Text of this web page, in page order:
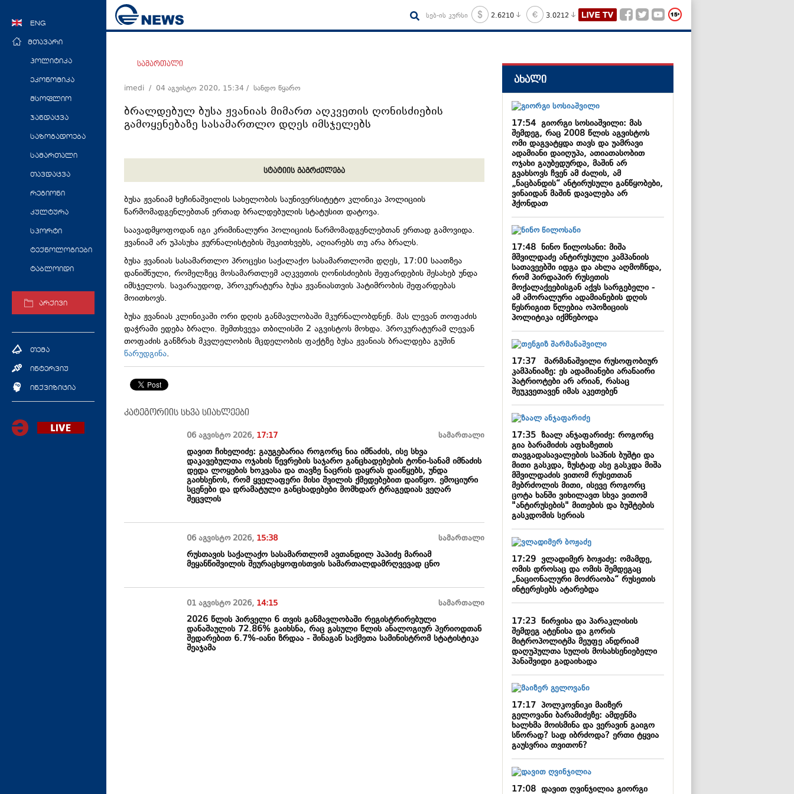
ENG
მთავარი
პოლიტიკა
ეკონომიკა
მსოფლიო
ჯანდაცვა
საზოგადოება
სამართალი
თავდაცვა
რეგიონი
კულტურა
სპორტი
ტექნოლოგიები
ტაბლოიდი
არქივი
თემა
ინტერვიუ
ინქვიზიცია
სებ-ის კურსი 2.6210 3.0212
სამართალი
imedi / 04 აგვისტო 2020, 15:34 / სანდო წყარო
ბრალდებულ ბუსა ჟვანიას მიმართ აღკვეთის ღონისძიების
გამოყენებაზე სასამართლო დღეს იმსჯელებს
სტატიის გაგრძელება
ბუსა ჟვანიამ ხეჩინაშვილის სახელობის საუნივერსიტეტო კლინიკა პოლიციის
წარმომადგენლებთან ერთად ბრალდებულის სტატუსით დატოვა.
საავადმყოფოდან იგი კრიმინალური პოლიციის წარმომადგენლებთან ერთად გამოვიდა.
ჟვანიამ არ უპასუხა ჟურნალისტების შეკითხვებს, აღიარებს თუ არა ბრალს.
ბუსა ჟვანიას სასამართლო პროცესი საქალაქო სასამართლოში დღეს, 17:00 საათზეა
დანიშნული, რომელზეც მოსამართლემ აღკვეთის ღონისძიების შეფარდების შესახებ უნდა
იმსჯელოს. სავარაუდოდ, პროკურატურა ბუსა ჟვანიასთვის პატიმრობის შეფარდებას
მოითხოვს.
ბუსა ჟვანიას კლინიკაში ორი დღის განმავლობაში მკურნალობდნენ. მას ლევან თოფაძის
დაჭრაში ედება ბრალი. შემთხვევა თბილისში 2 აგვისტოს მოხდა. პროკურატურამ ლევან
თოფაძის განზრახ მკვლელობის მცდელობის ფაქტზე ბუსა ჟვანიას ბრალდება გუშინ
წარუდგინა.
კატეგორიის სხვა სიახლეები
06 აგვისტო 2026, 17:17 სამართალი
დავით ჩიხელიძე: გაუგებარია როგორც ნია იმნაძის, ისე სხვა
დაკავებულთა ოჯახის წევრების საჯარო განცხადებების ტონი-სანამ იმნაძის
დედა ლოყების ხოკვასა და თავზე ნაცრის დაყრას დაიწყებს, უნდა
გაიხსენოს, რომ ყველაფერი მისი შვილის ქმედებებით დაიწყო. ემოციური
სცენები და დრამატული განცხადებები მომხდარ ტრაგედიას ვეღარ
შეცვლის
06 აგვისტო 2026, 15:38 სამართალი
რუსთავის საქალაქო სასამართლომ ავთანდილ პაპიძე მარიამ
მეყანწიშვილის შეურაცხყოფისთვის სამართალდამრღვევად ცნო
01 აგვისტო 2026, 14:15 სამართალი
2026 წლის პირველი 6 თვის განმავლობაში რეგისტრირებული
დანაშაულის 72.86% გაიხსნა, რაც გასული წლის ანალოგიურ პერიოდთან
შედარებით 6.7%-იანი ზრდაა - შინაგან საქმეთა სამინისტრომ სტატისტიკა
შეაჯამა
ახალი
17:54გიორგი სოსიაშვილი: მას
შემდეგ, რაც 2008 წლის აგვისტოს
ომი დაგვატყდა თავს და უამრავი
ადამიანი დაიღუპა, ათიათასობით
ოჯახი გაუბედურდა, მაშინ არ
გვახსოვს ჩვენ ამ ძალის, ამ
„ნაცბანდის“ ანტირუსული განწყობები,
ვინაიდან მაშინ დავალება არ
ჰქონდათ
17:48ნინო წილოსანი: მიშა
მშვილდაძე ანტირუსული კამპანიის
სათავეებში იდგა და ახლა აღმოჩნდა,
რომ პირდაპირ რუსეთის
მოქალაქეებისგან აქვს სარგებელი -
ამ ამორალური ადამიანების დღის
წესრიგით წლებია ოპოზიციის
პოლიტიკა იქმნებოდა
17:37შარმანაშვილი რუსოფობიურ
კამპანიაზე: ეს ადამიანები არანაირი
პატრიოტები არ არიან, რასაც
შეუკვეთავენ იმას აკეთებენ
17:35ზაალ ანჯაფარიძე: როგორც
გია ბარამიძის აფხაზეთის
თავგადასავალების საპნის ბუშტი და
მითი გასკდა, ზუსტად ასე გასკდა მიშა
მშვილდაძის ვითომ რუსეთთან
მებრძოლის მითი, ისევე როგორც
ცოტა ხანში ვიხილავთ სხვა ვითომ
"ანტირუსების" მითების და ბუშტების
გასკდომის სერიას
17:29ვლადიმერ ბოჟაძე: ომამდე,
ომის დროსაც და ომის შემდეგაც
„ნაციონალური მოძრაობა“ რუსეთის
ინტერესებს ატარებდა
17:23წირვისა და პარაკლისის
შემდეგ ატენისა და გორის
მიტროპოლიტმა მეუფე ანდრიამ
დაღუპულთა სულის მოსახსენიებელი
პანაშვიდი გადაიხადა
17:17პოლკოვნიკი მაიზერ
გელოვანი ბარამიძეზე: ამდენმა
ხალხმა მოისმინა და ვერავინ გაიგო
სწორად? სად იბრძოდა? ერთი ტყვია
გაუსვრია თვითონ?
17:08დავით ღვინჯილია გიორგი